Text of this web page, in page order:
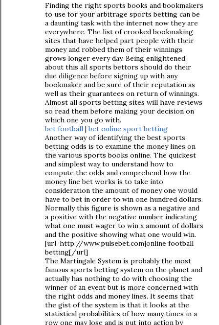
Finding the right sports books and bookmakers
to use for your arbitrage sports betting can be
a daunting task with the internet now they are
everywhere. The list of crooked bookmaking
sites that have helped part people with their
money and robbed them of their winnings
grows longer every day. Being enlightened
about this all sports bettors should do their
due diligence before signing up with any
bookmaker and be sure of their reputation as
well as their guarantees on return of winnings.
Almost all sports betting sites will have reviews
so read them before making your decision on
which one you go with.
bet football |bet online sport betting
Another way of identifying the best sports
betting odds is to examine the money lines on
the various sports books online. The quickest
and simplest way to understand how to
compute the odds and comprehend how the
money line bet works is to take into
consideration the amount of money one would
have to bet in order to win one hundred dollars.
Normally this figure is shown as a negative and
a positive with the negative number indicating
what one must wager to win x amount of dollars
and the positive showing what one would win.
[url=http://www.pulsebet.com]online football
betting[/url]
The Martingale System is probably the most
famous sports betting system on the planet and
actually has nothing to do with choosing the
winner of an event but is more concerned with
the right odds and money lines. It seems that
the gist of the system is that it looks at the
statistical probabilities of how many times in a
row one may lose and is put into action by